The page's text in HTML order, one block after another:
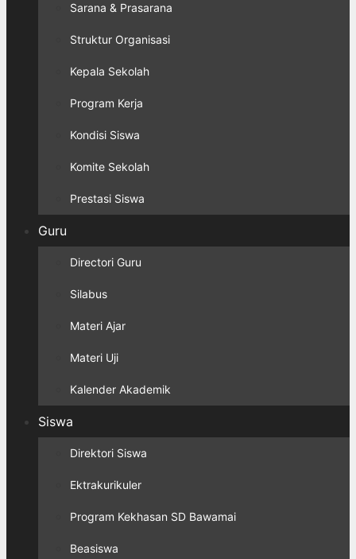
Sarana & Prasarana
Struktur Organisasi
Kepala Sekolah
Program Kerja
Kondisi Siswa
Komite Sekolah
Prestasi Siswa
Guru
Directori Guru
Silabus
Materi Ajar
Materi Uji
Kalender Akademik
Siswa
Direktori Siswa
Ektrakurikuler
Program Kekhasan SD Bawamai
Beasiswa